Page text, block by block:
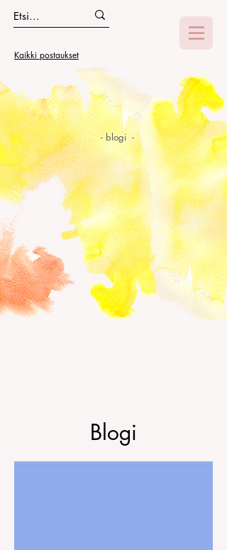
Kaikki postaukset
- blogi -
Blogi